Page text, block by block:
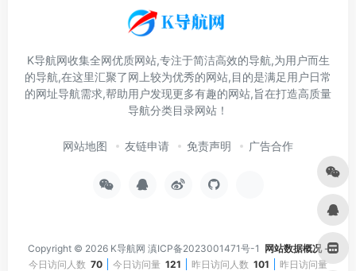
K导航网收集全网优质网站,专注于简洁高效的导航,为用户而生
的导航,在这里汇聚了网上较为优秀的网站,目的是满足用户日常
的网址导航需求,帮助用户发现更多有趣的网站,旨在打造高质量
导航分类目录网站！
网站地图 友链申请 免责声明 广告合作
Copyright © 2026 K导航网 滇ICP备2023001471号-1 网站数据概况 -
今日访问人数 70 今日访问量 121 昨日访问人数 101 昨日访问量